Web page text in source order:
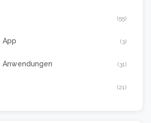
(55)
App (3)
(31)
(21)